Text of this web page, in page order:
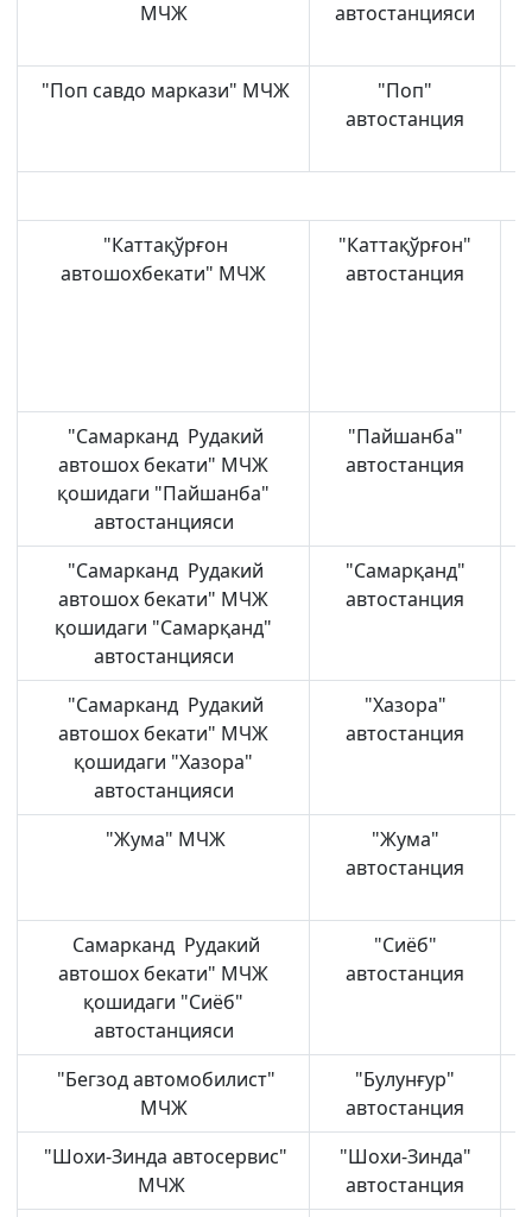
МЧЖ автостанцияси
"Поп савдо маркази" МЧЖ
"Поп"
автостанция
"Каттақўрғон
автошохбекати" МЧЖ
"Каттақўрғон"
автостанция
"Самарканд Рудакий
автошох бекати" МЧЖ
қошидаги "Пайшанба"
автостанцияси
"Пайшанба"
автостанция
"Самарканд Рудакий
автошох бекати" МЧЖ
қошидаги "Самарқанд"
автостанцияси
"Самарқанд"
автостанция
"Самарканд Рудакий
автошох бекати" МЧЖ
қошидаги "Хазора"
автостанцияси
"Хазора"
автостанция
"Жума" МЧЖ
"Жума"
автостанция
Самарканд Рудакий
автошох бекати" МЧЖ
қошидаги "Сиёб"
автостанцияси
"Сиёб"
автостанция
"Бегзод автомобилист"
МЧЖ
"Булунғур"
автостанция
"Шохи-Зинда автосервис"
МЧЖ
"Шохи-Зинда"
автостанция